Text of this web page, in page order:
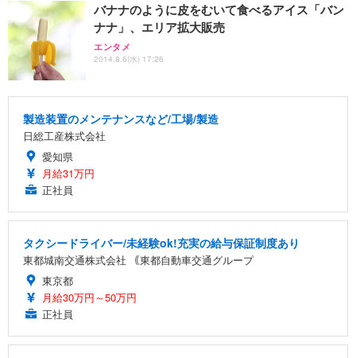
バナナのように皮をむいて食べるアイス「バン
ナナ」、エリア拡大販売
エンタメ
2014.8.6(水) 17:26
製造装置のメンテナンスなど/工場/製造
日総工産株式会社
愛知県
月給31万円
正社員
タクシードライバー/未経験ok!充実の給与保証制度あり
東都城南交通株式会社 ｟東都自動車交通グループ
東京都
月給30万円～50万円
正社員